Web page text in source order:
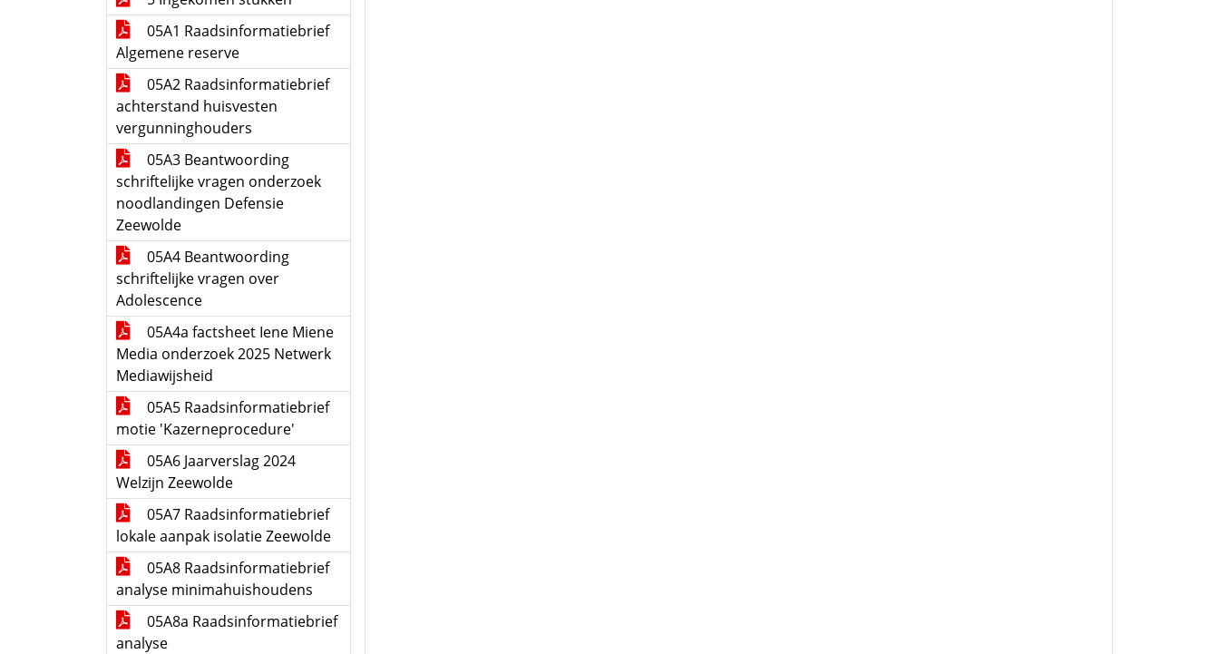
05A1 Raadsinformatiebrief
Algemene reserve
05A2 Raadsinformatiebrief
achterstand huisvesten
vergunninghouders
05A3 Beantwoording
schriftelijke vragen onderzoek
noodlandingen Defensie
Zeewolde
05A4 Beantwoording
schriftelijke vragen over
Adolescence
05A4a factsheet Iene Miene
Media onderzoek 2025 Netwerk
Mediawijsheid
05A5 Raadsinformatiebrief
motie 'Kazerneprocedure'
05A6 Jaarverslag 2024
Welzijn Zeewolde
05A7 Raadsinformatiebrief
lokale aanpak isolatie Zeewolde
05A8 Raadsinformatiebrief
analyse minimahuishoudens
05A8a Raadsinformatiebrief
analyse